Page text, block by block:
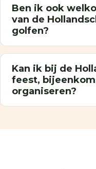
Ben ik ook
van de
golfen?
Kan ik bij de
feest,
organiseren?